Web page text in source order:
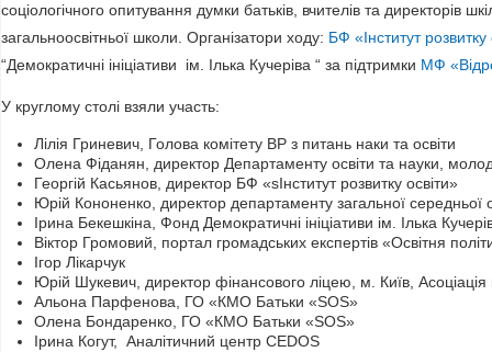
соціологічного опитування думки батьків, вчителів та директорів
загальноосвітньої школи. Організатори ходу: БФ «Інститут розвитку
“Демократичні ініціативи ім. Ілька Кучеріва “ за підтримки МФ
У круглому столі взяли участь:
Лілія Гриневич, Голова комітету ВР з питань наки та освіти
Олена Фіданян, директор Департаменту освіти та науки,
Георгій Касьянов, директор БФ «sІнститут розвитку освіти»
Юрій Кононенко, директор департаменту загальної середньої
Ірина Бекешкіна, Фонд Демократичні ініціативи ім. Ілька
Віктор Громовий, портал громадських експертів «Освітня
Ігор Лікарчук
Юрій Шукевич, директор фінансового ліцею, м. Київ, Асоціація
Альона Парфенова, ГО «КМО Батьки «SOS»
Олена Бондаренко, ГО «КМО Батьки «SOS»
Ірина Когут, Аналітичний центр CEDOS